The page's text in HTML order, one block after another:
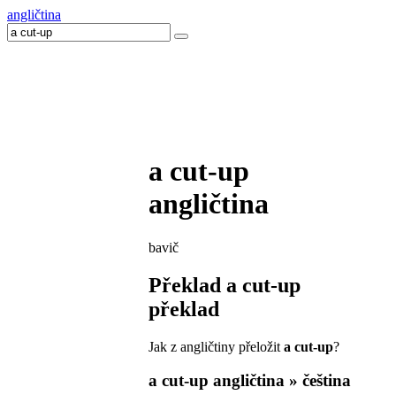
angličtina
a cut-up
angličtina
bavič
Překlad a cut-up
překlad
Jak z angličtiny přeložit a cut-up?
a cut-up angličtina » čeština